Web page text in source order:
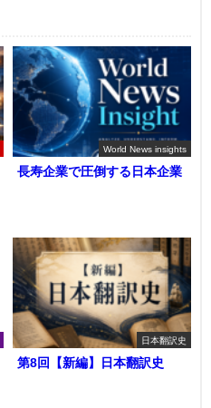
World News insights
長寿企業で圧倒する日本企業
日本翻訳史
第8回【新編】日本翻訳史